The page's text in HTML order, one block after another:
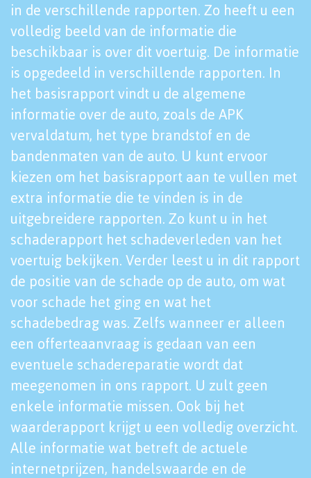
in de verschillende rapporten. Zo heeft u een
volledig beeld van de informatie die
beschikbaar is over dit voertuig. De informatie
is opgedeeld in verschillende rapporten. In
het basisrapport vindt u de algemene
informatie over de auto, zoals de APK
vervaldatum, het type brandstof en de
bandenmaten van de auto. U kunt ervoor
kiezen om het basisrapport aan te vullen met
extra informatie die te vinden is in de
uitgebreidere rapporten. Zo kunt u in het
schaderapport het schadeverleden van het
voertuig bekijken. Verder leest u in dit rapport
de positie van de schade op de auto, om wat
voor schade het ging en wat het
schadebedrag was. Zelfs wanneer er alleen
een offerteaanvraag is gedaan van een
eventuele schadereparatie wordt dat
meegenomen in ons rapport. U zult geen
enkele informatie missen. Ook bij het
waarderapport krijgt u een volledig overzicht.
Alle informatie wat betreft de actuele
internetprijzen, handelswaarde en de